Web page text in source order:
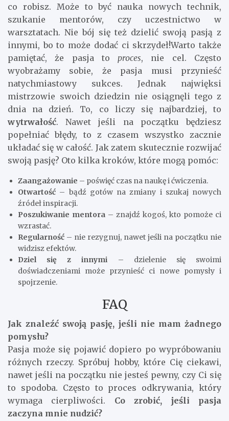
co robisz. Może to być nauka nowych technik,
szukanie mentorów, czy uczestnictwo w
warsztatach. Nie bój się też dzielić swoją pasją z
innymi, bo to może dodać ci skrzydeł!Warto także
pamiętać, że pasja toproces, nie cel. Często
wyobrażamy sobie, że pasja musi przynieść
natychmiastowy sukces. Jednak najwięksi
mistrzowie swoich dziedzin nie osiągnęli tego z
dnia na dzień. To, co liczy się najbardziej, to
wytrwałość. Nawet jeśli na początku będziesz
popełniać błędy, to z czasem wszystko zacznie
układać się w całość. Jak zatem skutecznie rozwijać
swoją pasję? Oto kilka kroków, które mogą pomóc:
Zaangażowanie – poświęć czas na naukę i ćwiczenia.
Otwartość – bądź gotów na zmiany i szukaj nowych
źródeł inspiracji.
Poszukiwanie mentora – znajdź kogoś, kto pomoże ci
wzrastać.
Regularność – nie rezygnuj, nawet jeśli na początku nie
widzisz efektów.
Dziel się z innymi – dzielenie się swoimi
doświadczeniami może przynieść ci nowe pomysły i
spojrzenie.
FAQ
Jak znaleźć swoją pasję, jeśli nie mam żadnego
pomysłu?
Pasja może się pojawić dopiero po wypróbowaniu
różnych rzeczy. Spróbuj hobby, które Cię ciekawi,
nawet jeśli na początku nie jesteś pewny, czy Ci się
to spodoba. Często to proces odkrywania, który
wymaga cierpliwości. Co zrobić, jeśli pasja
zaczyna mnie nudzić?